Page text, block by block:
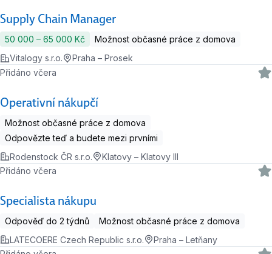
Supply Chain Manager
50 000 ‍–‍ 65 000 Kč
Možnost občasné práce z domova
Vitalogy s.r.o.
Praha – Prosek
Operativní nákupčí
Přidáno včera
Možnost občasné práce z domova
Odpovězte teď a budete mezi prvními
Rodenstock ČR s.r.o.
Klatovy – Klatovy III
Specialista nákupu
Přidáno včera
Odpověď do 2 týdnů
Možnost občasné práce z domova
LATECOERE Czech Republic s.r.o.
Praha – Letňany